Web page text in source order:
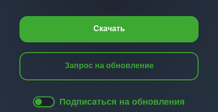
Скачать
Запрос на обновление
Подписаться на обновления